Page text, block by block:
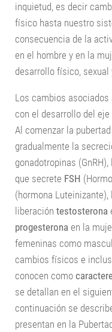
Funciones vitales
Nutrición
La célula
Genética
Ecología
inquietud, es decir
físico hasta nuestro
consecuencia de la
en el hombre y en la
desarrollo físico, sexual
Los cambios
con el desarrollo del
Al comenzar la
gradualmente la
gonadotropinas
que secrete FSH
(hormona
liberación testosterona
progesterona en la
femeninas como
cambios físicos e
conocen como
se detallan en el
continuación se
presentan en la